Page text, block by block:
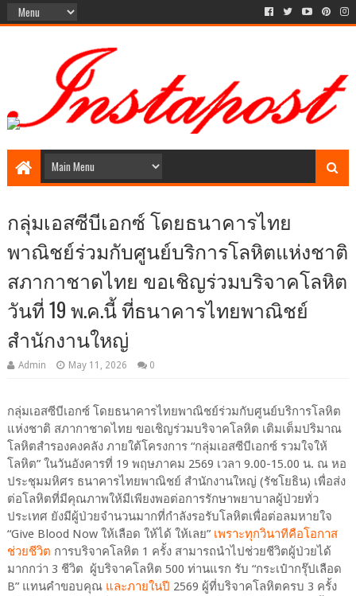
Social Media style Website
กลุ่มเอสซีบีเอกซ์ โดยธนาคารไทย
พาณิชย์ร่วมกับศูนย์บริการโลหิตแห่งชาติ
สภากาชาดไทย ขอเชิญร่วมบริจาคโลหิต
วันที่ 19 พ.ค.นี้ ที่ธนาคารไทยพาณิชย์
สำนักงานใหญ่
Admin May 11, 2026 0
กลุ่มเอสซีบีเอกซ์ โดยธนาคารไทยพาณิชย์ร่วมกับศูนย์บริการโลหิต
แห่งชาติ สภากาชาดไทย ขอเชิญร่วมบริจาคโลหิต เติมเต็มปริมาณ
โลหิตสำรองคงคลัง ภายใต้โครงการ “กลุ่มเอสซีบีเอกซ์ รวมใจให้
โลหิต” ในวันอังคารที่ 19 พฤษภาคม 2569 เวลา 9.00-15.00 น. ณ หอ
ประชุมมหิศร ธนาคารไทยพาณิชย์ สำนักงานใหญ่ (รัชโยธิน) เพื่อส่ง
ต่อโลหิตที่มีคุณภาพให้มีเพียงพอต่อการรักษาพยาบาลผู้ป่วยทั่ว
ประเทศ ยังมีผู้ป่วยจำนวนมากที่กำลังรอรับโลหิตเพื่อต่อลมหายใจ
“Give Blood Nowให้เลือด ให้ได้ ให้เลย” เพราะทุกวินาทีคือโอกาส
ช่วยชีวิต การบริจาคโลหิต 1 ครั้ง สามารถนำไปช่วยชีวิตผู้ป่วยได้
มากกว่า 3 ชีวิต ผู้บริจาคโลหิต 500 ท่านแรก รับ “กระเป๋ากรุ๊ปเลือด
B”แทนคำขอบคุณ และภายในปี 2569 ผู้ที่บริจาคโลหิตครบ 3 ครั้ง